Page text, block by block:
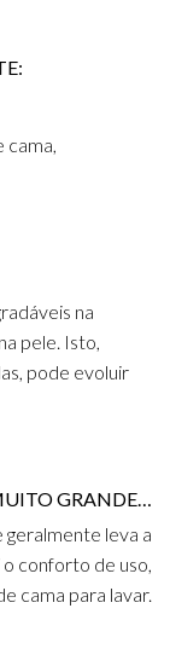
​​na
pele. Isto,
pode evoluir
GRANDE…
geralmente leva a
conforto de uso,
cama para lavar.